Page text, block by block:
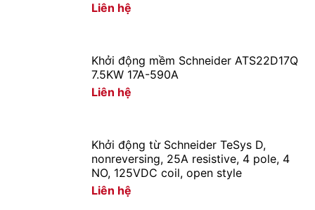
Liên hệ
Khởi động mềm Schneider ATS22D17Q
7.5KW 17A-590A
Liên hệ
Khởi động từ Schneider TeSys D,
nonreversing, 25A resistive, 4 pole, 4
NO, 125VDC coil, open style
Liên hệ